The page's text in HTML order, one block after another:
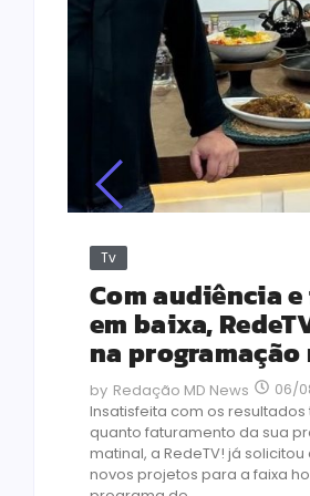
Tv
Com audiência
em baixa,
na
by Redação MD News 06/
Insatisfeita com os
quanto faturamento da sua
matinal, a RedeTV! já
novos projetos para a faixa